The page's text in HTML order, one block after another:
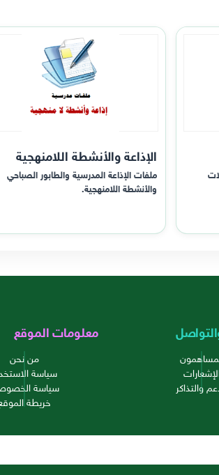
الإذاعة والأنشطة اللامنهجية
ملفات الإذاعة المدرسية والطابور الصباحي
والأنشطة اللامنهجية.
والتذاكر
معلومات الموقع
من نحن
سياسة
سياسة
خريطة